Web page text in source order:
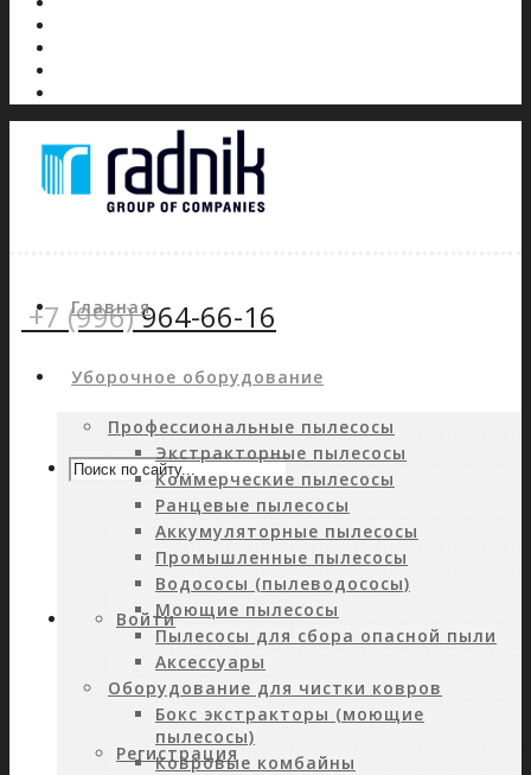
+7 (996)964-66-16
Войти
Регистрация
Главная
Уборочное оборудование
Профессиональные пылесосы
Экстракторные пылесосы
Коммерческие пылесосы
Ранцевые пылесосы
Аккумуляторные пылесосы
Промышленные пылесосы
Водососы (пылеводососы)
Моющие пылесосы
Пылесосы для сбора опасной пыли
Аксессуары
Оборудование для чистки ковров
Бокс экстракторы (моющие
пылесосы)
Ковровые комбайны